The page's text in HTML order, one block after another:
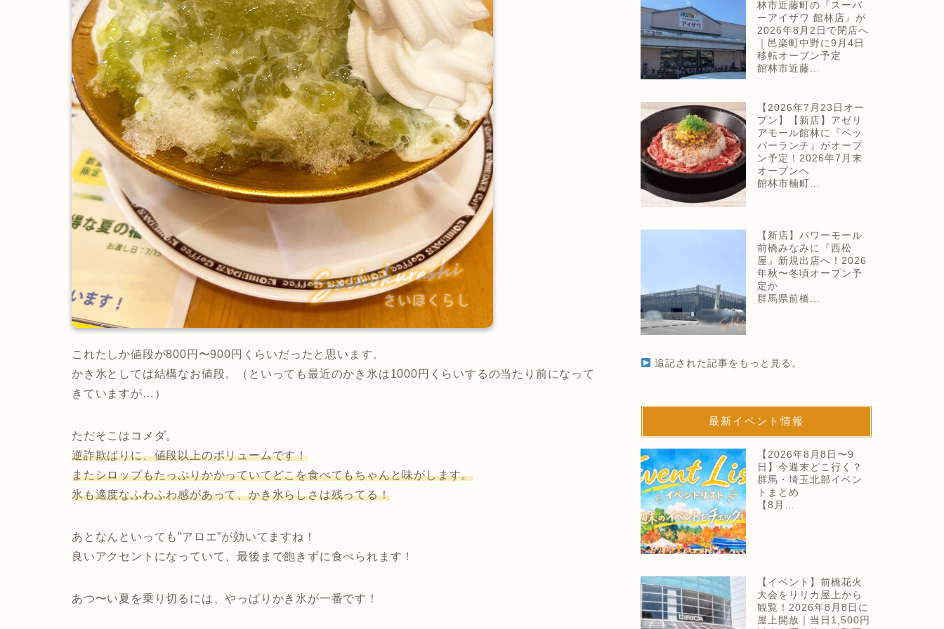
これたしか値段が800円〜900円くらいだったと思います。
かき氷としては結構なお値段。（といっても最近のかき氷は1000円くらいするの当たり前になって
きていますが…）
ただそこはコメダ。
逆詐欺ばりに、値段以上のボリュームです！
またシロップもたっぷりかかっていてどこを食べてもちゃんと味がします。
氷も適度なふわふわ感があって、かき氷らしさは残ってる！
あとなんといっても”アロエ”が効いてますね！
良いアクセントになっていて、最後まで飽きずに食べられます！
あつ〜い夏を乗り切るには、やっぱりかき氷が一番です！
林市近藤町の『スーパ
ーアイザワ 館林店』が
2026年8月2日で閉店へ
｜邑楽町中野に9月4日
移転オープン予定
館林市近藤…
【2026年7月23日オー
プン】【新店】アゼリ
アモール館林に『ペッ
パーランチ』がオープ
ン予定！2026年7月末
オープンへ
館林市楠町…
【新店】パワーモール
前橋みなみに『西松
屋』新規出店へ！2026
年秋〜冬頃オープン予
定か
群馬県前橋…
追記された記事をもっと見る。
最新イベント情報
【2026年8月8日〜9
日】今週末どこ行く？
群馬・埼玉北部イベン
トまとめ
【8月…
【イベント】前橋花火
大会をリリカ屋上から
観覧！2026年8月8日に
屋上開放｜当日1,500円